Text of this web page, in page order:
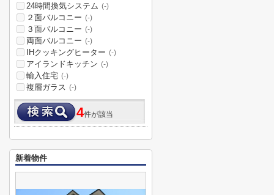
24時間換気システム (-)
２面バルコニー (-)
３面バルコニー (-)
両面バルコニー (-)
IHクッキングヒーター (-)
アイランドキッチン (-)
輸入住宅 (-)
複層ガラス (-)
4件が該当
新着物件